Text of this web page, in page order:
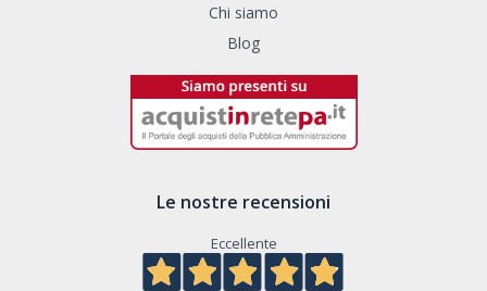
Chi siamo
Blog
Le nostre recensioni
Eccellente